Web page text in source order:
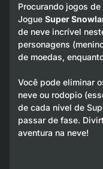
Procurando jogos
Jogue Super
de neve incrível
personagens
de moedas,
Você pode eliminar
neve ou rodopio
de cada nível de
passar de fase.
aventura na neve!